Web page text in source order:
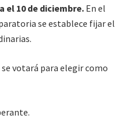
el 10 de diciembre. En el
se establece fijar el
votará para elegir como